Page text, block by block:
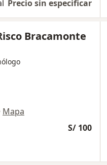
Precio sin especificar
Bracamonte
Mapa
S/ 100